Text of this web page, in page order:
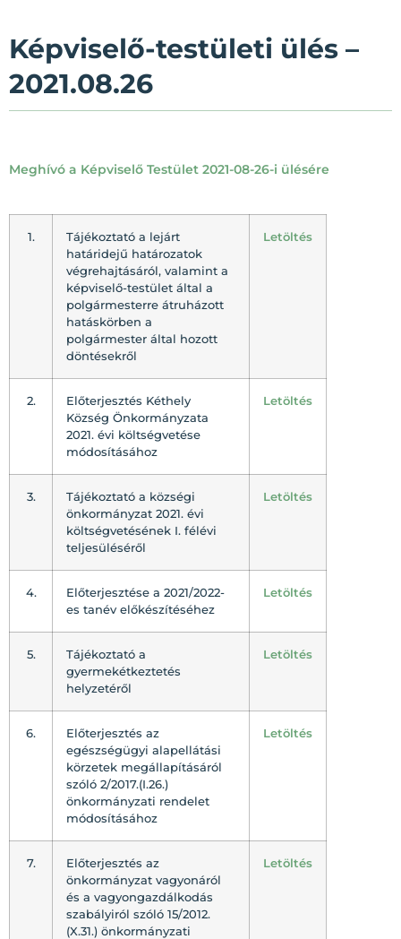
Képviselő-testületi ülés –
2021.08.26
Meghívó a Képviselő Testület 2021-08-26-i ülésére
1.
Tájékoztató a lejárt
határidejű határozatok
végrehajtásáról, valamint a
képviselő-testület által a
polgármesterre átruházott
hatáskörben a
polgármester által hozott
döntésekről
Letöltés
2.
Előterjesztés Kéthely
Község Önkormányzata
2021. évi költségvetése
módosításához
Letöltés
3.
Tájékoztató a községi
önkormányzat 2021. évi
költségvetésének I. félévi
teljesüléséről
Letöltés
4.
Előterjesztése a 2021/2022-
es tanév előkészítéséhez
Letöltés
5.
Tájékoztató a
gyermekétkeztetés
helyzetéről
Letöltés
6.
Előterjesztés az
egészségügyi alapellátási
körzetek megállapításáról
szóló 2/2017.(I.26.)
önkormányzati rendelet
módosításához
Letöltés
7.
Előterjesztés az
önkormányzat vagyonáról
és a vagyongazdálkodás
szabályiról szóló 15/2012.
(X.31.) önkormányzati
Letöltés